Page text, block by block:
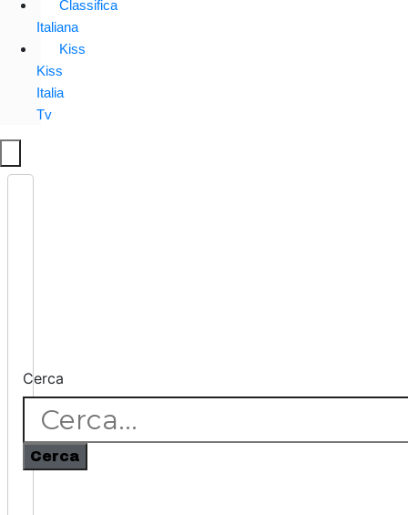
Classifica
Italiana
Kiss
Kiss
Italia
Tv
Cerca
Cerca